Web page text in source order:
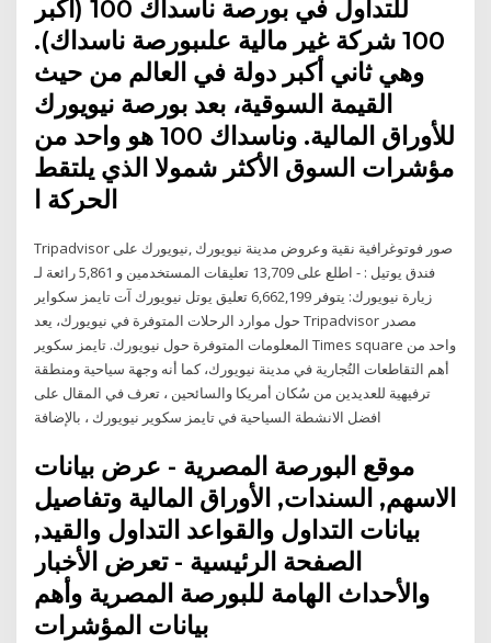
للتداول في بورصة ناسداك 100 (أكبر
100 شركة غير مالية علىبورصة ناسداك).
وهي ثاني أكبر دولة في العالم من حيث
القيمة السوقية، بعد بورصة نيويورك
للأوراق المالية. وناسداك 100 هو واحد من
مؤشرات السوق الأكثر شمولا الذي يلتقط
الحركة ا
‪Tripadvisor‬ على ‪نيويورك‬, ‪مدينة نيويورك‬ صور فوتوغرافية نقية وعروض
رائعة لـ ‪5,861‬ تعليقات المستخدمين و ‪13,709‬ اطلع على ‪- فندق يوتيل :
يوتل نيويورك آت تايمز سكواير‬ زيارة نيويورك: يتوفر 6,662,199 تعليق
حول موارد الرحلات المتوفرة في نيويورك، يعد Tripadvisor مصدر
المعلومات المتوفرة حول نيويورك. تايمز سكوير Times square واحد من
أهم التقاطعات التُجارية في مدينة نيويورك، كما أنه وجهة سياحية ومنطقة
ترفيهية للعديدين من سُكان أمريكا والسائحين ، تعرف في المقال على
افضل الانشطة السياحية في تايمز سكوير نيويورك ، بالإضافة
موقع البورصة المصرية - عرض بيانات
الاسهم, السندات, الأوراق المالية وتفاصيل
بيانات التداول والقواعد التداول والقيد,
الصفحة الرئيسية - تعرض الأخبار
والأحداث الهامة للبورصة المصرية وأهم
بيانات المؤشرات